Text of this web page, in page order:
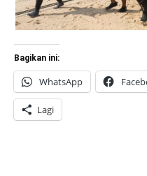
Bagikan ini:
WhatsApp
Lagi